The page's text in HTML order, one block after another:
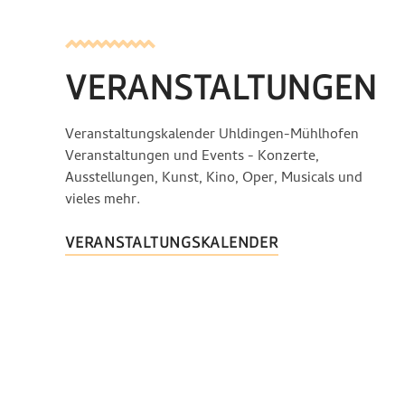
VERANSTALTUNGEN
Veranstaltungskalender Uhldingen-Mühlhofen
Veranstaltungen und Events - Konzerte,
Ausstellungen, Kunst, Kino, Oper, Musicals und
vieles mehr.
VERANSTALTUNGSKALENDER